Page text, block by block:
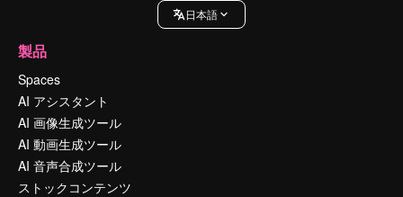
日本語
製品
Spaces
AI アシスタント
AI 画像生成ツール
AI 動画生成ツール
AI 音声合成ツール
ストックコンテンツ